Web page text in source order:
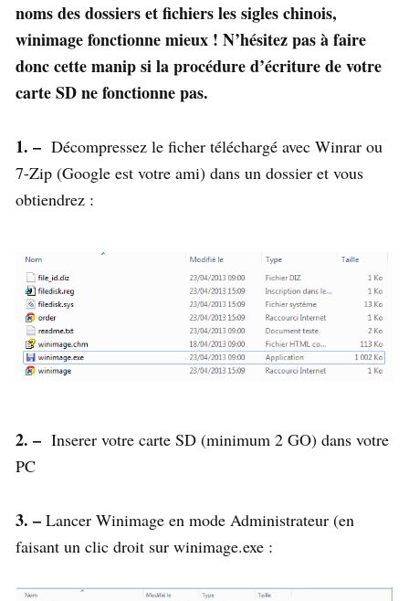
noms des dossiers et fichiers les sigles chinois,
winimage fonctionne mieux ! N’hésitez pas à faire
donc cette manip si la procédure d’écriture de votre
carte SD ne fonctionne pas.
1. – Décompressez le ficher téléchargé avec Winrar ou
7-Zip (Google est votre ami) dans un dossier et vous
obtiendrez :
2. – Inserer votre carte SD (minimum 2 GO) dans votre
PC
3. – Lancer Winimage en mode Administrateur (en
faisant un clic droit sur winimage.exe :